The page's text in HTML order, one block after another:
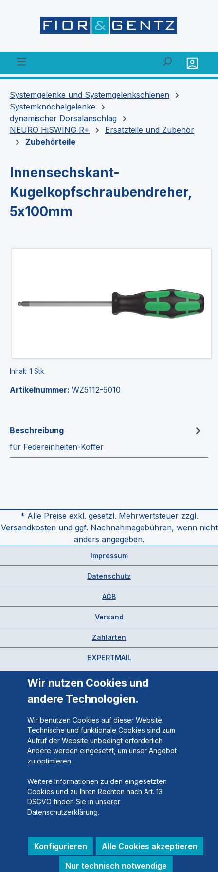
Systemgelenke und Systemgelenkschienen
Systemknöchelgelenke
dynamischer Dorsalanschlag
NEURO HiSWING R+
Ersatzteile und Zubehör
Zubehörteile
Innensechskant-
Kugelkopfschraubendreher,
5x100mm
Inhalt: 1 Stk.
Artikelnummer: WZ5112-5010
Beschreibung
für Federeinheiten-Koffer
* Alle Preise exkl. gesetzl. Mehrwertsteuer zzgl.
Versandkostenund ggf. Nachnahmegebühren, wenn nicht
anders angegeben.
Impressum
Datenschutz
AGB
Versand
Zahlarten
EXPERTMAIL
Wir nutzen Cookies und
andere Technologien.
Wir benutzen Cookies auf dieser Website.
Technische und funktionale Cookies sind zum
Aufruf der Website unbedingt erforderlich.
Andere werden eingesetzt, um unser Angebot
zu optimieren.
Weitere Informationen zu den eingesetzten
Cookies und zu Ihren Rechten nach Art. 13
DSGVO finden Sie in unserer
Datenschutzerklärung.
Konfigurieren
Alle Cookies akzeptieren
Nur technisch notwendige